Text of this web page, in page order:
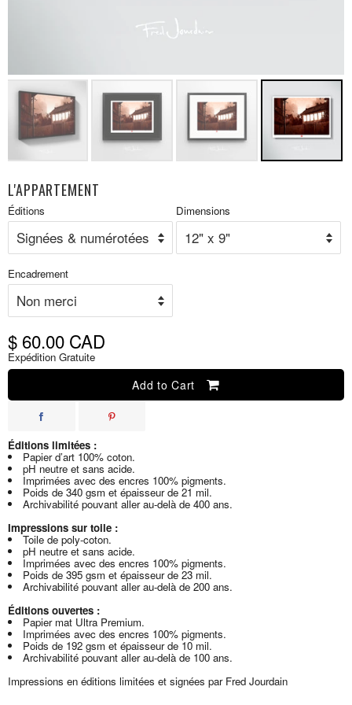
L'APPARTEMENT
Prix
réduit
Éditions Dimensions
Encadrement
$ 60.00 CAD
Expédition Gratuite
Add to Cart
Éditions limitées :
Papier d’art 100% coton.
pH neutre et sans acide.
Imprimées avec des encres 100% pigments.
Poids de 340 gsm et épaisseur de 21 mil.
Archivabilité pouvant aller au-delà de 400 ans.
Impressions sur toile :
Toile de poly-coton.
pH neutre et sans acide.
Imprimées avec des encres 100% pigments.
Poids de 395 gsm et épaisseur de 23 mil.
Archivabilité pouvant aller au-delà de 200 ans.
Éditions ouvertes :
Papier mat Ultra Premium.
Imprimées avec des encres 100% pigments.
Poids de 192 gsm et épaisseur de 10 mil.
Archivabilité pouvant aller au-delà de 100 ans.
Impressions en éditions limitées et signées par Fred Jourdain